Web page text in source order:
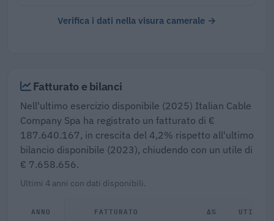
Verifica i dati nella visura camerale →
Fatturato e bilanci
Nell'ultimo esercizio disponibile (2025) Italian Cable
Company Spa ha registrato un fatturato di €
187.640.167, in crescita del 4,2% rispetto all'ultimo
bilancio disponibile (2023), chiudendo con un utile di
€ 7.658.656.
Ultimi 4 anni con dati disponibili.
ANNO FATTURATO Δ% UTILE/